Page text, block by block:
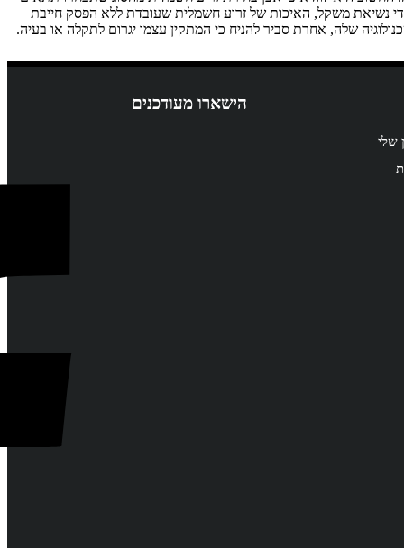
נשיאת משקל, האיכות של זרוע חשמלית שעובדת ללא הפסק חייבת
שלה, אחרת סביר להניח כי המתקין עצמו יגרום לתקלה או בעיה.
שלי
הישארו מעודכנים